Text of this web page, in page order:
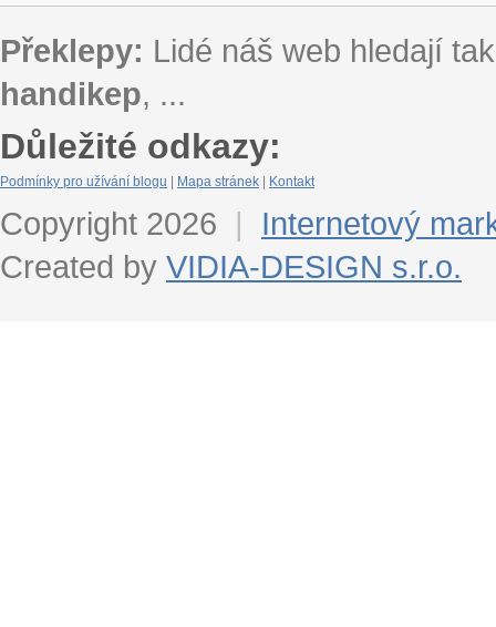
Překlepy: Lidé náš web hledají
handikep, ...
Důležité odkazy:
Podmínky pro užívání blogu Mapa stránek Kontakt
Copyright 2026 |
Internetový
Created by VIDIA-DESIGN s.r.o.